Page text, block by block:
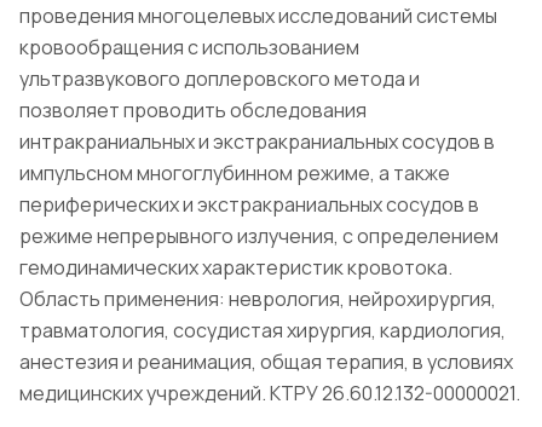
проведения многоцелевых исследований системы
кровообращения с использованием
ультразвукового доплеровского метода и
позволяет проводить обследования
интракраниальных и экстракраниальных сосудов в
импульсном многоглубинном режиме, а также
периферических и экстракраниальных сосудов в
режиме непрерывного излучения, с определением
гемодинамических характеристик кровотока.
Область применения: неврология, нейрохирургия,
травматология, сосудистая хирургия, кардиология,
анестезия и реанимация, общая терапия, в условиях
медицинских учреждений. КТРУ 26.60.12.132-00000021.